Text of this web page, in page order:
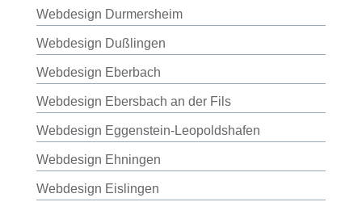
Webdesign Durmersheim
Webdesign Dußlingen
Webdesign Eberbach
Webdesign Ebersbach an der Fils
Webdesign Eggenstein-Leopoldshafen
Webdesign Ehningen
Webdesign Eislingen